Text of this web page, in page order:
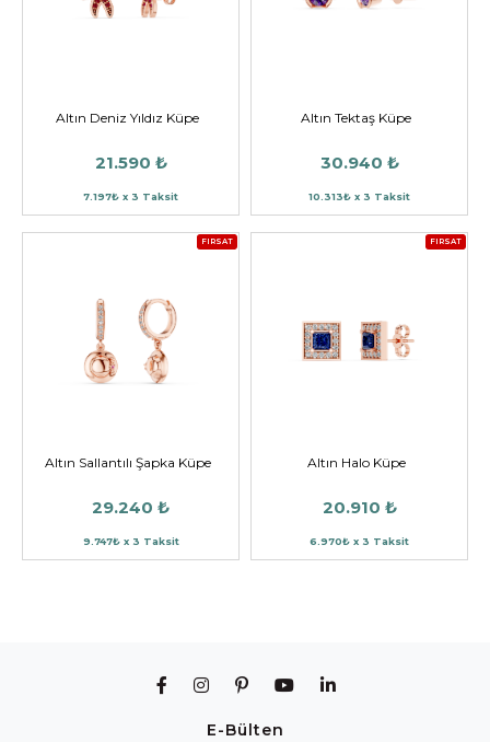
Altın Deniz Yıldız Küpe
21.590 ₺
7.197₺ x 3 Taksit
Altın Tektaş Küpe
30.940 ₺
10.313₺ x 3 Taksit
FIRSAT
Altın Sallantılı Şapka Küpe
29.240 ₺
9.747₺ x 3 Taksit
FIRSAT
Altın Halo Küpe
20.910 ₺
6.970₺ x 3 Taksit
E-Bülten